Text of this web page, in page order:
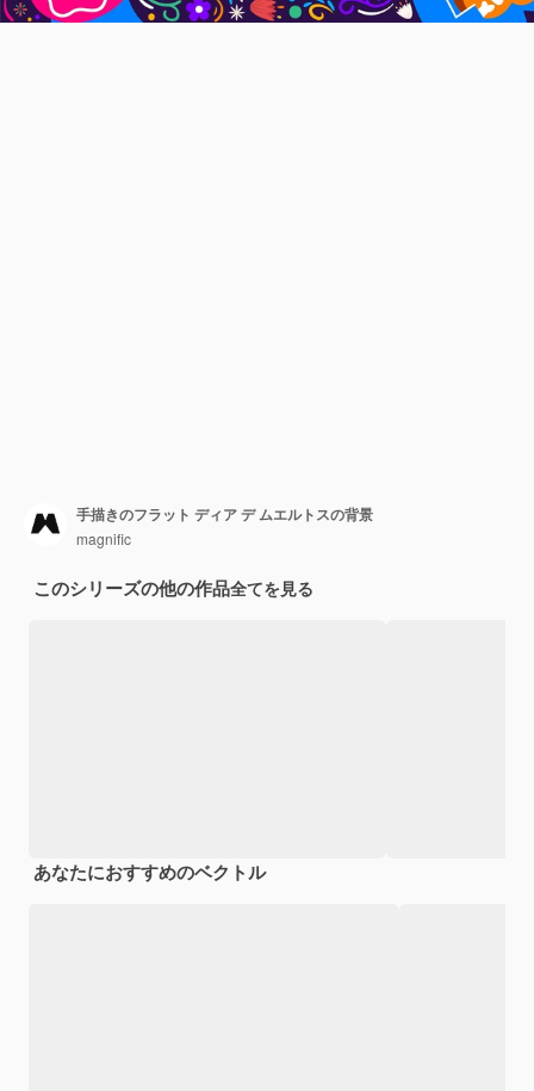
手描きのフラット ディア デ ムエルトスの背景
magnific
このシリーズの他の作品全てを見る
あなたにおすすめのベクトル